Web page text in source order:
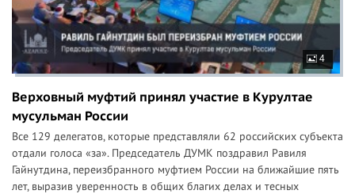
4
Верховный муфтий принял участие в Курултае
мусульман России
Все 129 делегатов, которые представляли 62 российских субъекта
отдали голоса «за». Председатель ДУМК поздравил Равиля
Гайнутдина, переизбранного муфтием России на ближайшие пять
лет, выразив уверенность в общих благих делах и тесных